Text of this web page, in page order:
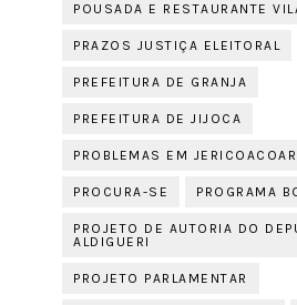
POUSADA E RESTAURANTE
PRAZOS JUSTIÇA ELEITORAL
PREFEITURA DE GRANJA
PREFEITURA DE JIJOCA
PROBLEMAS EM
PROCURA-SE PROGRAMA
PROJETO DE AUTORIA DO
ALDIGUERI
PROJETO PARLAMENTAR